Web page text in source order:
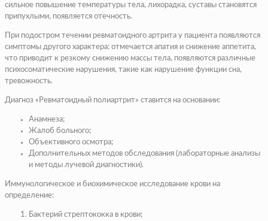
сильное повышение температуры тела, лихорадка, суставы становятся
припухлыми, появляется отечность.
При подостром течении ревматоидного артрита у пациента появляются
симптомы другого характера: отмечается апатия и снижение аппетита,
что приводит к резкому снижению массы тела, появляются различные
психосоматические нарушения, такие как нарушение функции сна,
тревожность.
Диагноз «Ревматоидный полиартрит» ставится на основании:
Анамнеза;
Жалоб больного;
Объективного осмотра;
Дополнительных методов обследования (лабораторные анализы
и методы лучевой диагностики).
Иммунологическое и биохимическое исследование крови на
определение:
Бактерий стрептококка в крови;